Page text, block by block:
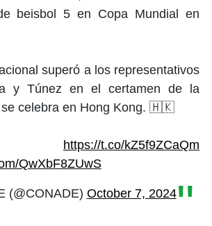
beisbol 5 en Copa Mundial en
superó a los representativos
y Túnez en el certamen de la
se celebra en Hong Kong. 🇭🇰
https://t.co/kZ5f9ZCaQm
QwXbF8ZUwS
(@CONADE) October 7, 2024